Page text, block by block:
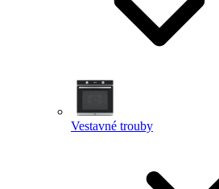
Vestavné trouby